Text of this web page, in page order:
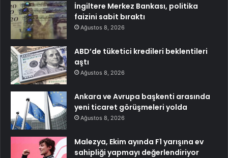
İngiltere Merkez Bankası, politika
faizini sabit bıraktı
Ağustos 8, 2026
ABD’de tüketici kredileri beklentileri
aştı
Ağustos 8, 2026
Ankara ve Avrupa başkenti arasında
yeni ticaret görüşmeleri yolda
Ağustos 8, 2026
Malezya, Ekim ayında F1 yarışına ev
sahipliği yapmayı değerlendiriyor